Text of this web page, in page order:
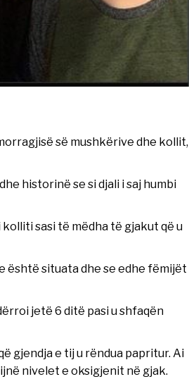
së mushkërive dhe kollit,
historinë se si djali i saj humbi
sasi të mëdha të gjakut që u
është situata dhe se edhe fëmijët
jetë 6 ditë pasi u shfaqën
gjendja e tij u rëndua papritur. Ai
nivelet e oksigjenit në gjak.